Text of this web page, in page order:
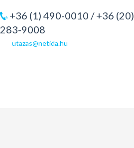
+36 (1) 490-0010 / +36 (20)
283-9008
utazas@netida.hu